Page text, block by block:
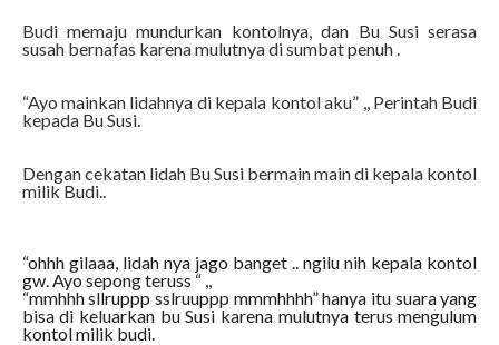
Budi memaju mundurkan kontolnya, dan Bu Susi serasa
susah bernafas karena mulutnya di sumbat penuh .
“Ayo mainkan lidahnya di kepala kontol aku” ,, Perintah Budi
kepada Bu Susi.
Dengan cekatan lidah Bu Susi bermain main di kepala kontol
milik Budi..
“ohhh gilaaa, lidah nya jago banget .. ngilu nih kepala kontol
gw. Ayo sepong teruss “ ,,
“mmhhh sllruppp sslruuppp mmmhhhh” hanya itu suara yang
bisa di keluarkan bu Susi karena mulutnya terus mengulum
kontol milik budi.